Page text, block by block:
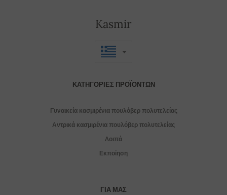
Kasmir
ΚΑΤΗΓΟΡΊΕΣ ΠΡΟΪΌΝΤΩΝ
Γυναικεία κασμιρένια πουλόβερ πολυτελείας
Αντρικά κασμιρένια πουλόβερ πολυτελείας
Λοιπά
Εκποίηση
ΓΙΑ ΜΑΣ